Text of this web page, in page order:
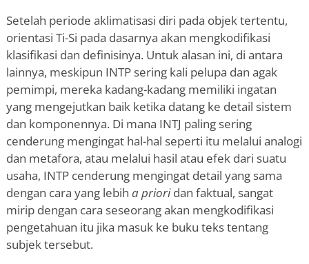
Setelah periode aklimatisasi diri pada objek tertentu,
orientasi Ti-Si pada dasarnya akan mengkodifikasi
klasifikasi dan definisinya. Untuk alasan ini, di antara
lainnya, meskipun INTP sering kali pelupa dan agak
pemimpi, mereka kadang-kadang memiliki ingatan
yang mengejutkan baik ketika datang ke detail sistem
dan komponennya. Di mana INTJ paling sering
cenderung mengingat hal-hal seperti itu melalui analogi
dan metafora, atau melalui hasil atau efek dari suatu
usaha, INTP cenderung mengingat detail yang sama
dengan cara yang lebih a prioridan faktual, sangat
mirip dengan cara seseorang akan mengkodifikasi
pengetahuan itu jika masuk ke buku teks tentang
subjek tersebut.